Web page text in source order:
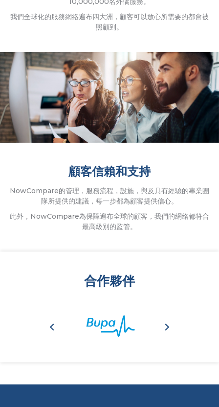
我們全球化的服務網絡遍布四大洲，顧客可以放心所需要的都會被
照顧到。
顧客信賴和支持
NowCompare的管理，服務流程，設施，與及具有經驗的專業團
隊所提供的建議，每一步都為顧客提供信心。
此外，NowCompare為保障遍布全球的顧客，我們的網絡都符合
最高級別的監管。
合作夥伴